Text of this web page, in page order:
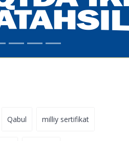
Qabul milliy sertifikat